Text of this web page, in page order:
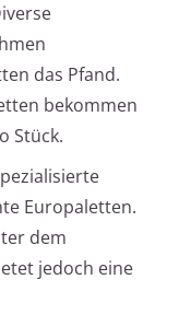
das Pfand.
bekommen
Stück.
Europaletten.
dem
jedoch eine